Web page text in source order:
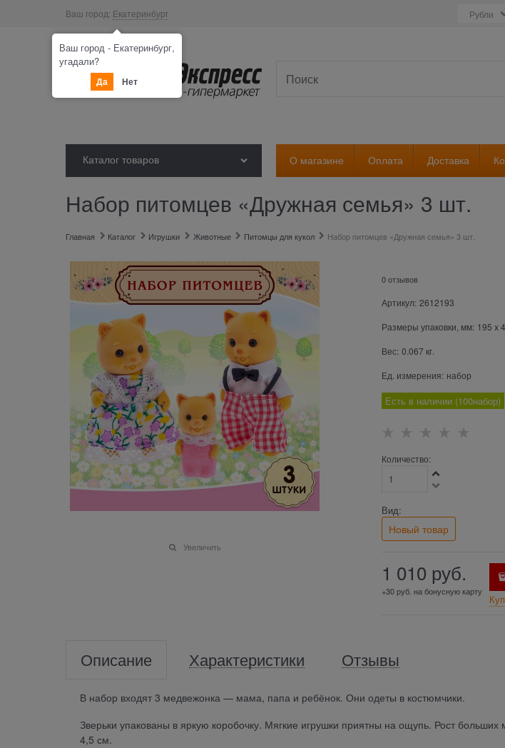
Ваш город: Екатеринбург
Каталог товаров О магазине Оплата Доставка
Набор питомцев «Дружная семья» 3 шт.
Главная Каталог Игрушки Животные Питомцы для кукол Набор питомцев «Дружная семья» 3 шт.
Увеличить
0 отзывов
Артикул: 2612193
Размеры упаковки, мм: 195 x
Вес: 0.067 кг.
Ед. измерения: набор
Есть в наличии (100набор)
Количество:
Вид:
Новый товар
1 010 руб.
+30 руб. на бонусную карту
Описание Характеристики Отзывы
В набор входят 3 медвежонка — мама, папа и ребёнок. Они одеты в костюмчики.
Зверьки упакованы в яркую коробочку. Мягкие игрушки приятны на ощупь. Рост
4,5 см.
Ваш город - Екатеринбург,
угадали?
Да Нет